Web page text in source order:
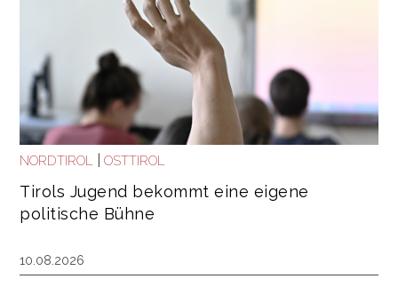
NORDTIROL OSTTIROL
Tirols Jugend bekommt eine eigene
politische Bühne
10.08.2026